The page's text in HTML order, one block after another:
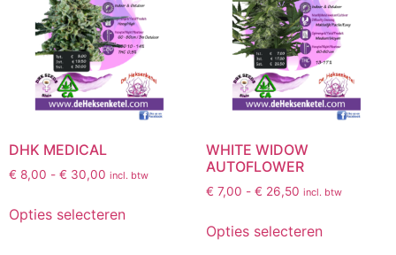
DHK MEDICAL
€ 8,00 - € 30,00 incl. btw
Opties selecteren
WHITE WIDOW
AUTOFLOWER
€ 7,00 - € 26,50 incl. btw
Opties selecteren